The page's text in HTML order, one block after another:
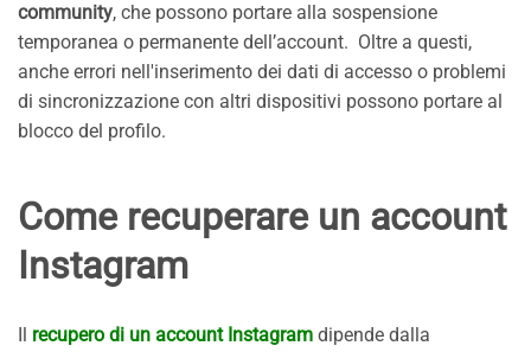
community, che possono portare alla sospensione
temporanea o permanente dell’account. Oltre a questi,
anche errori nell'inserimento dei dati di accesso o problemi
di sincronizzazione con altri dispositivi possono portare al
blocco del profilo.
Come recuperare un account
Instagram
Il recupero di un account Instagram dipende dalla